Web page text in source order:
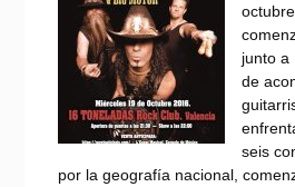
junto a
de
seis
por la geografía nacional,